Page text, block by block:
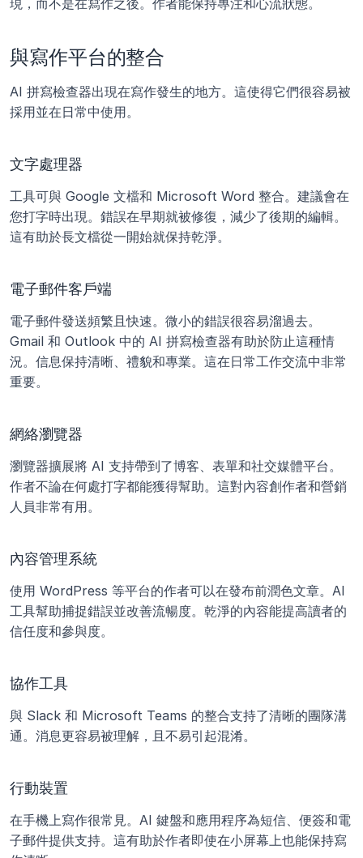
現，而不是在寫作之後。作者能保持專注和心流狀態。
與寫作平台的整合
AI 拼寫檢查器出現在寫作發生的地方。這使得它們很容易被
採用並在日常中使用。
文字處理器
工具可與 Google 文檔和 Microsoft Word 整合。建議會在
您打字時出現。錯誤在早期就被修復，減少了後期的編輯。
這有助於長文檔從一開始就保持乾淨。
電子郵件客戶端
電子郵件發送頻繁且快速。微小的錯誤很容易溜過去。
Gmail 和 Outlook 中的 AI 拼寫檢查器有助於防止這種情
況。信息保持清晰、禮貌和專業。這在日常工作交流中非常
重要。
網絡瀏覽器
瀏覽器擴展將 AI 支持帶到了博客、表單和社交媒體平台。
作者不論在何處打字都能獲得幫助。這對內容創作者和營銷
人員非常有用。
內容管理系統
使用 WordPress 等平台的作者可以在發布前潤色文章。AI
工具幫助捕捉錯誤並改善流暢度。乾淨的內容能提高讀者的
信任度和參與度。
協作工具
與 Slack 和 Microsoft Teams 的整合支持了清晰的團隊溝
通。消息更容易被理解，且不易引起混淆。
行動裝置
在手機上寫作很常見。AI 鍵盤和應用程序為短信、便簽和電
子郵件提供支持。這有助於作者即使在小屏幕上也能保持寫